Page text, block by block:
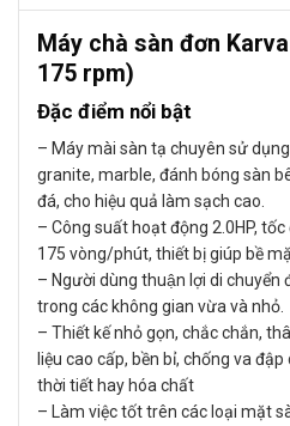
Máy chà sàn đơn
175 rpm)
Đặc điểm nổi bật
– Máy mài sàn tạ chuyên sử
granite, marble, đánh bóng sàn
đá, cho hiệu quả làm sạch cao.
– Công suất hoạt động 2.0HP,
175 vòng/phút, thiết bị giúp bề
– Người dùng thuận lợi di chuyển
trong các không gian vừa và nhỏ.
– Thiết kế nhỏ gọn, chắc chắn,
liệu cao cấp, bền bỉ, chống va
thời tiết hay hóa chất
– Làm việc tốt trên các loại mặt